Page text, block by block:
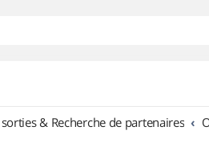
& Recherche de partenaires